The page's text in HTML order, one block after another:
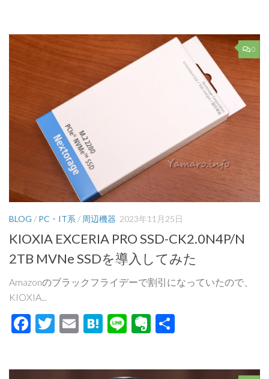
0
BLOG / PC・IT系 / 周辺機器 2023年11月25日
KIOXIA EXCERIA PRO SSD-CK2.0N4P/N
2TB MVNe SSDを導入してみた
Amazonのブラックフライデーで割引になっていたので、
KIOXIA...
Facebook
Twitter
EmailHatena
LineEvernote